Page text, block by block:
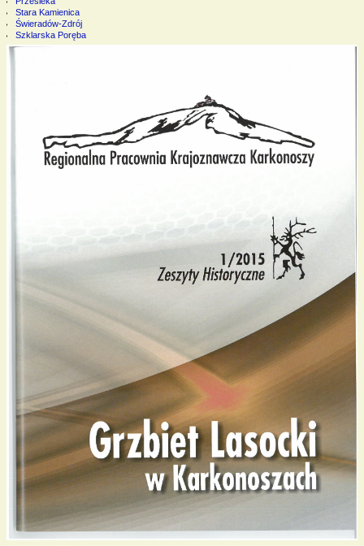
Stara Kamienica
Świeradów-Zdrój
Szklarska Poręba